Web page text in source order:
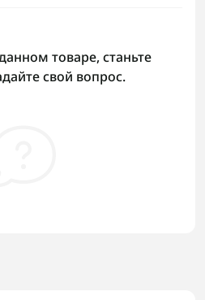
товаре, станьте
свой вопрос.